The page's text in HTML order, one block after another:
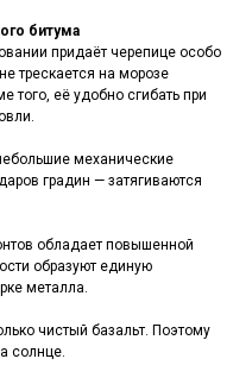
битума
придаёт черепице особо
трескается на морозе
того, её удобно сгибать при
механические
градин — затягиваются
обладает повышенной
образуют единую
металла.
чистый базальт. Поэтому
солнце.